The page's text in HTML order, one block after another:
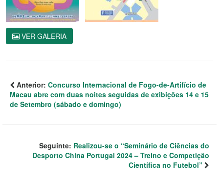
VER GALERIA
Anterior: Concurso Internacional de Fogo-de-Artifício de
Macau abre com duas noites seguidas de exibições 14 e 15
de Setembro (sábado e domingo)
Seguinte: Realizou-se o “Seminário de Ciências do
Desporto China Portugal 2024 – Treino e Competição
Científica no Futebol”